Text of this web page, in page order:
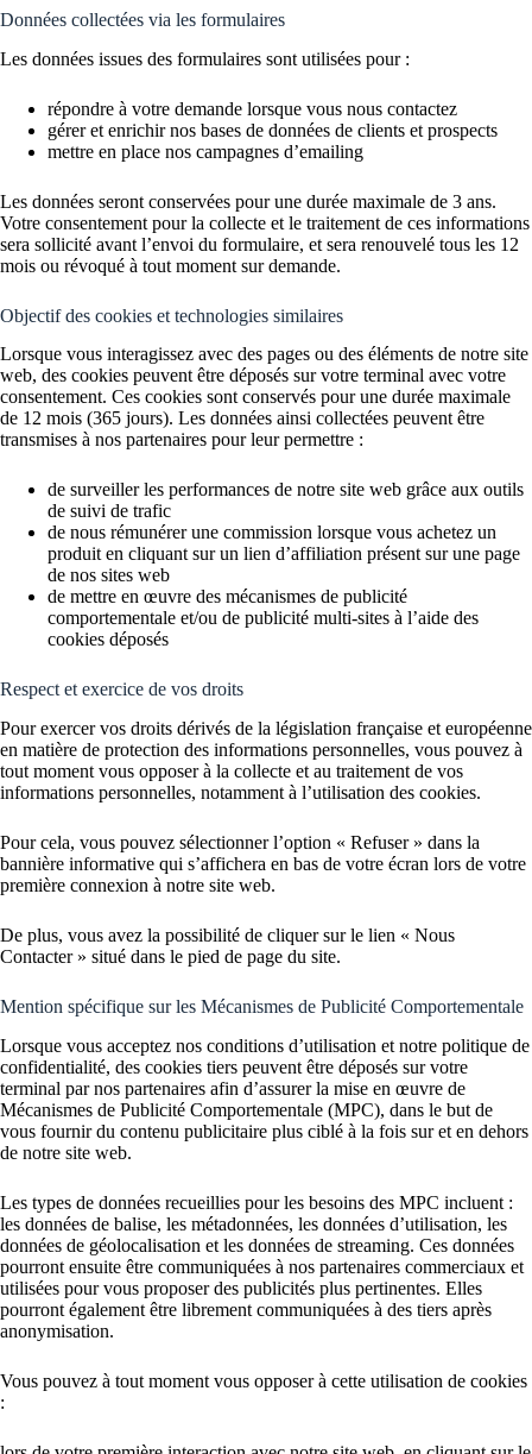
Données collectées via les formulaires
Les données issues des formulaires sont utilisées pour :
répondre à votre demande lorsque vous nous contactez
gérer et enrichir nos bases de données de clients et prospects
mettre en place nos campagnes d’emailing
Les données seront conservées pour une durée maximale de 3 ans.
Votre consentement pour la collecte et le traitement de ces informations
sera sollicité avant l’envoi du formulaire, et sera renouvelé tous les 12
mois ou révoqué à tout moment sur demande.
Objectif des cookies et technologies similaires
Lorsque vous interagissez avec des pages ou des éléments de notre site
web, des cookies peuvent être déposés sur votre terminal avec votre
consentement. Ces cookies sont conservés pour une durée maximale
de 12 mois (365 jours). Les données ainsi collectées peuvent être
transmises à nos partenaires pour leur permettre :
de surveiller les performances de notre site web grâce aux outils
de suivi de trafic
de nous rémunérer une commission lorsque vous achetez un
produit en cliquant sur un lien d’affiliation présent sur une page
de nos sites web
de mettre en œuvre des mécanismes de publicité
comportementale et/ou de publicité multi-sites à l’aide des
cookies déposés
Respect et exercice de vos droits
Pour exercer vos droits dérivés de la législation française et européenne
en matière de protection des informations personnelles, vous pouvez à
tout moment vous opposer à la collecte et au traitement de vos
informations personnelles, notamment à l’utilisation des cookies.
Pour cela, vous pouvez sélectionner l’option « Refuser » dans la
bannière informative qui s’affichera en bas de votre écran lors de votre
première connexion à notre site web.
De plus, vous avez la possibilité de cliquer sur le lien « Nous
Contacter » situé dans le pied de page du site.
Mention spécifique sur les Mécanismes de Publicité Comportementale
Lorsque vous acceptez nos conditions d’utilisation et notre politique de
confidentialité, des cookies tiers peuvent être déposés sur votre
terminal par nos partenaires afin d’assurer la mise en œuvre de
Mécanismes de Publicité Comportementale (MPC), dans le but de
vous fournir du contenu publicitaire plus ciblé à la fois sur et en dehors
de notre site web.
Les types de données recueillies pour les besoins des MPC incluent :
les données de balise, les métadonnées, les données d’utilisation, les
données de géolocalisation et les données de streaming. Ces données
pourront ensuite être communiquées à nos partenaires commerciaux et
utilisées pour vous proposer des publicités plus pertinentes. Elles
pourront également être librement communiquées à des tiers après
anonymisation.
Vous pouvez à tout moment vous opposer à cette utilisation de cookies
: